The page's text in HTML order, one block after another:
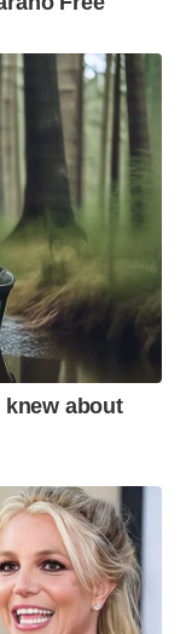
about